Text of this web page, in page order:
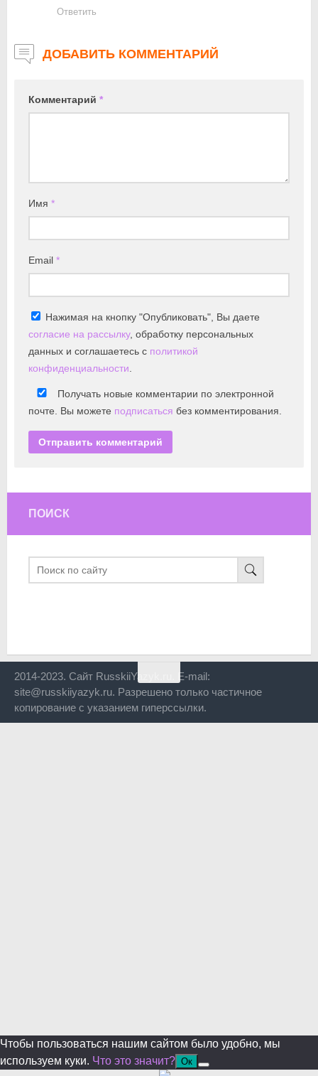
Ответить
ДОБАВИТЬ КОММЕНТАРИЙ
Комментарий *
Имя *
Email *
Нажимая на кнопку "Опубликовать", Вы даете
согласие на рассылку, обработку персональных
данных и соглашаетесь с политикой
конфиденциальности.
Получать новые комментарии по электронной
почте. Вы можете подписаться без комментирования.
ПОИСК
2014-2023. Сайт RusskiiYazyk.ru. E-mail:
site@russkiiyazyk.ru. Разрешено только частичное
копирование с указанием гиперссылки.
Чтобы пользоваться нашим сайтом было удобно, мы
используем куки. Что это значит? Ок